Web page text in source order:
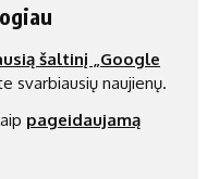
šaltinį „Google
svarbiausių naujienų.
pageidaujamą